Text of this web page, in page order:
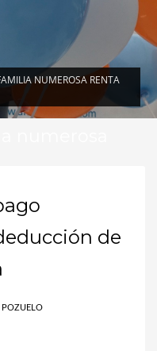
NUMEROSA RENTA
de
POZUELO